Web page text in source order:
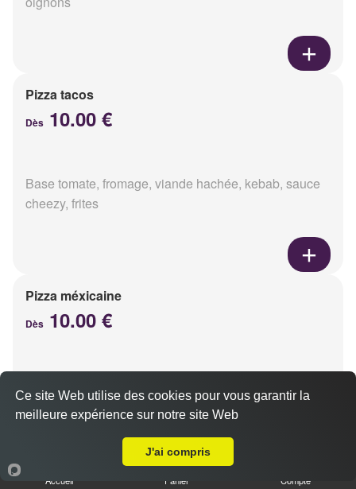
Pizza tacos
Dès 10.00 €
Base tomate, fromage, viande hachée, kebab, sauce
cheezy, frites
Pizza méxicaine
Dès 10.00 €
chorizo, poivrons
Accueil Panier Compte
Ce site Web utilise des cookies pour vous garantir la
meilleure expérience sur notre site Web
J'ai compris